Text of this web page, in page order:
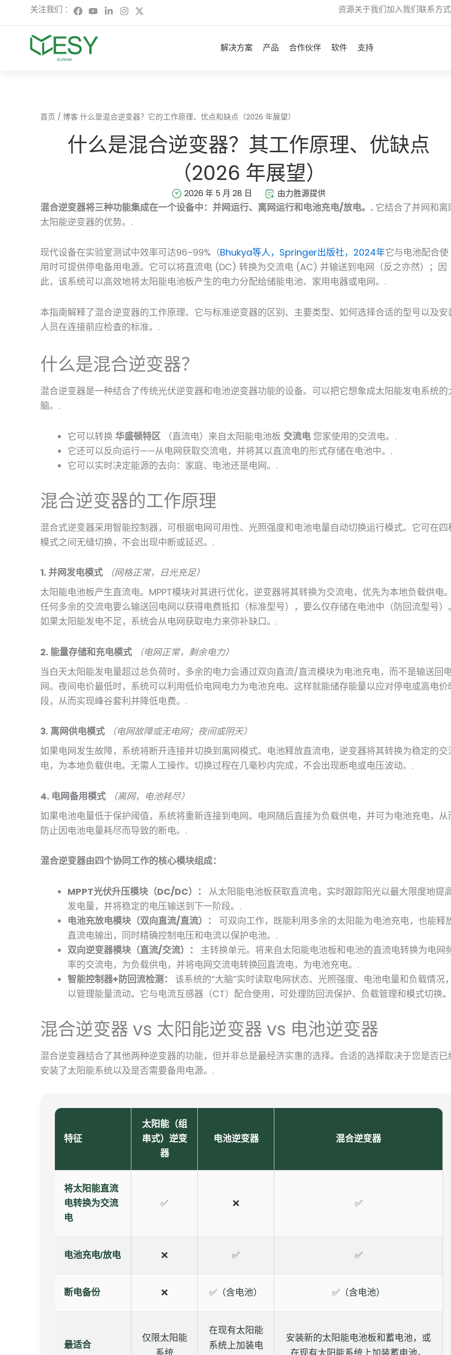
关注我们 ： 在
F
a
c
e
b
Y
o
u
t
u
L
i
n
I
n
s
X
-
t
资源关于我们加入我们联系方式
解决方案 开放 Solutions
产品 开放 Products
合作伙伴 开放 Partners
软件 开放 Software
支持
首页 / 博客 什么是混合逆变器？它的工作原理、优点和缺点（2026 年展望）
什么是混合逆变器？其工作原理、优缺点
（2026 年展望）
2026 年 5 月 28 日 由力胜源提供
混合逆变器将三种功能集成在一个设备中：并网运行、离网运行和电池充电/放电。. 它结合了并网和离
太阳能逆变器的优势。.
现代设备在实验室测试中效率可达96–99%（Bhukya等人，Springer出版社，2024年它与电池配合使
用时可提供停电备用电源。它可以将直流电 (DC) 转换为交流电 (AC) 并输送到电网（反之亦然）；因
此，该系统可以高效地将太阳能电池板产生的电力分配给储能电池、家用电器或电网。.
本指南解释了混合逆变器的工作原理、它与标准逆变器的区别、主要类型、如何选择合适的型号以及安
人员在连接前应检查的标准。.
什么是混合逆变器？
混合逆变器是一种结合了传统光伏逆变器和电池逆变器功能的设备。可以把它想象成太阳能发电系统的
脑。.
它可以转换 华盛顿特区 （直流电）来自太阳能电池板 交流电 您家使用的交流电。.
它还可以反向运行——从电网获取交流电，并将其以直流电的形式存储在电池中。.
它可以实时决定能源的去向：家庭、电池还是电网。.
混合逆变器的工作原理
混合式逆变器采用智能控制器，可根据电网可用性、光照强度和电池电量自动切换运行模式。它可在四
模式之间无缝切换，不会出现中断或延迟。.
1. 并网发电模式
（网格正常，日光充足）
太阳能电池板产生直流电。MPPT模块对其进行优化，逆变器将其转换为交流电，优先为本地负载供电。
任何多余的交流电要么输送回电网以获得电费抵扣（标准型号），要么仅存储在电池中（防回流型号）。
如果太阳能发电不足，系统会从电网获取电力来弥补缺口。.
2. 能量存储和充电模式
（电网正常，剩余电力）
当白天太阳能发电量超过总负荷时，多余的电力会通过双向直流/直流模块为电池充电，而不是输送回
网。夜间电价最低时，系统可以利用低价电网电力为电池充电。这样就能储存能量以应对停电或高电价
段，从而实现峰谷套利并降低电费。.
3. 离网供电模式
（电网故障或无电网；夜间或阴天）
如果电网发生故障，系统将断开连接并切换到离网模式。电池释放直流电，逆变器将其转换为稳定的交
电，为本地负载供电。无需人工操作。切换过程在几毫秒内完成，不会出现断电或电压波动。.
4. 电网备用模式
（离网，电池耗尽）
如果电池电量低于保护阈值，系统将重新连接到电网。电网随后直接为负载供电，并可为电池充电，从
防止因电池电量耗尽而导致的断电。.
混合逆变器由四个协同工作的核心模块组成：
MPPT光伏升压模块（DC/DC）：
从太阳能电池板获取直流电，实时跟踪阳光以最大限度地提
发电量，并将稳定的电压输送到下一阶段。.
电池充放电模块（双向直流/直流）：
可双向工作，既能利用多余的太阳能为电池充电，也能释
直流电输出，同时精确控制电压和电流以保护电池。.
双向逆变器模块（直流/交流）：
主转换单元。将来自太阳能电池板和电池的直流电转换为电网
率的交流电，为负载供电，并将电网交流电转换回直流电，为电池充电。.
智能控制器+防回流检测：
该系统的“大脑”实时读取电网状态、光照强度、电池电量和负载情况，
以管理能量流动。它与电流互感器（CT）配合使用，可处理防回流保护、负载管理和模式切换
混合逆变器 vs 太阳能逆变器 vs 电池逆变器
混合逆变器结合了其他两种逆变器的功能，但并非总是最经济实惠的选择。合适的选择取决于您是否已
安装了太阳能系统以及是否需要备用电源。.
特征
太阳能（组
串式）逆变
器
电池逆变器 混合逆变器
将太阳能直流
电转换为交流
电
✅ ❌ ✅
电池充电/放电 ❌ ✅ ✅
断电备份 ❌ ✅（含电池） ✅（含电池）
最适合
仅限太阳能
在现有太阳能
系统上加装电
安装新的太阳能电池板和蓄电池，或